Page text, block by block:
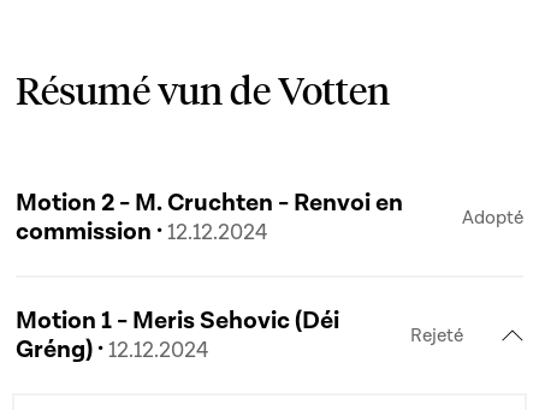
Résumé vun de Votten
Motion 2 - M. Cruchten - Renvoi en
commission ·12.12.2024
Adopté
Motion 1 - Meris Sehovic (Déi
Gréng) ·12.12.2024
Rejeté